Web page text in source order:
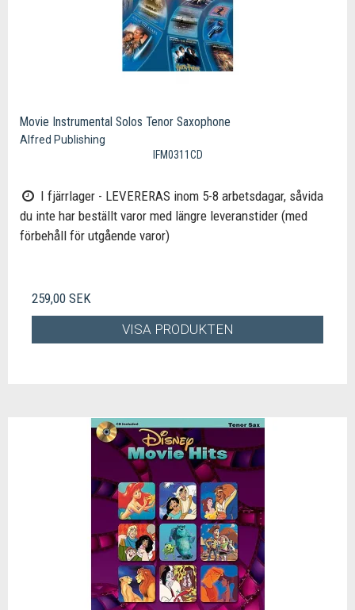
Movie Instrumental Solos Tenor Saxophone
Alfred Publishing
IFM0311CD
I fjärrlager - LEVERERAS inom 5-8 arbetsdagar, såvida
du inte har beställt varor med längre leveranstider (med
förbehåll för utgående varor)
259,00 SEK
VISA PRODUKTEN